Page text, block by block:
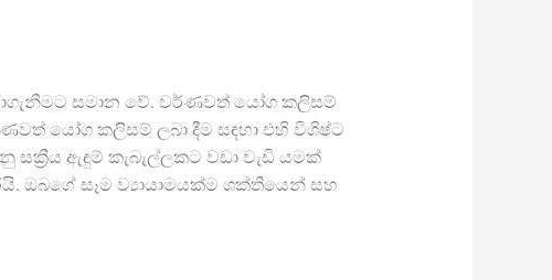
සමාන වේ. වර්ණවත් යෝග කලිසම්
යෝග කලිසම් ලබා දීම සඳහා එහි විශිෂ්ට
ඇඳුම් කැබැල්ලකට වඩා වැඩි යමක්
ඔබගේ සෑම ව්‍යායාමයක්ම ශක්තියෙන් සහ